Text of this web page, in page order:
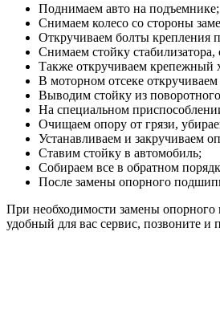
Поднимаем авто на подъемнике;
Снимаем колесо со стороны
Откручиваем болты крепления
Снимаем стойку
Также откручиваем крепежный
В моторном отсеке
Выводим стойку из
На специальном
Очищаем опору от грязи,
Устанавливаем и закручиваем
Ставим стойку в автомобиль;
Собираем все в обратном
После замены опорного
При необходимости замены
удобный для вас сервис, позвоните и